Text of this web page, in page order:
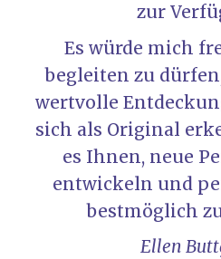
zur
Es würde mich
begleiten zu
wertvolle
sich als Original
es Ihnen, neue
entwickeln und
bestmöglich
Ellen